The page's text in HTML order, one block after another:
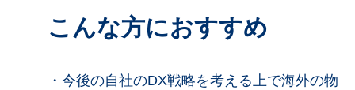
こんな方におすすめ
・今後の自社のDX戦略を考える上で海外の物